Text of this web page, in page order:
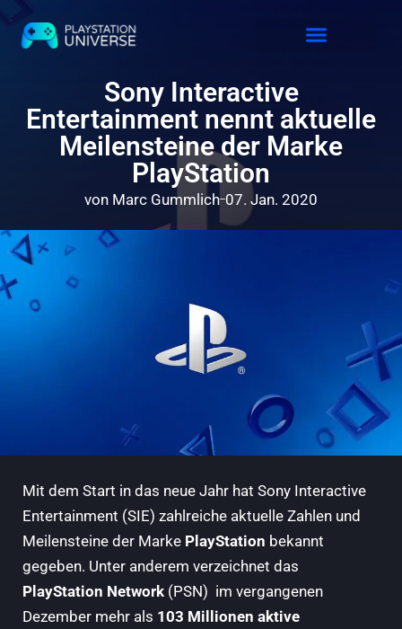
Sony Interactive
Entertainment nennt aktuelle
Meilensteine der Marke
PlayStation
von Marc Gummlich 07. Jan. 2020
Mit dem Start in das neue Jahr hat Sony Interactive
Entertainment (SIE) zahlreiche aktuelle Zahlen und
Meilensteine der Marke PlayStation bekannt
gegeben. Unter anderem verzeichnet das
PlayStation Network (PSN) im vergangenen
Dezember mehr als 103 Millionen aktive